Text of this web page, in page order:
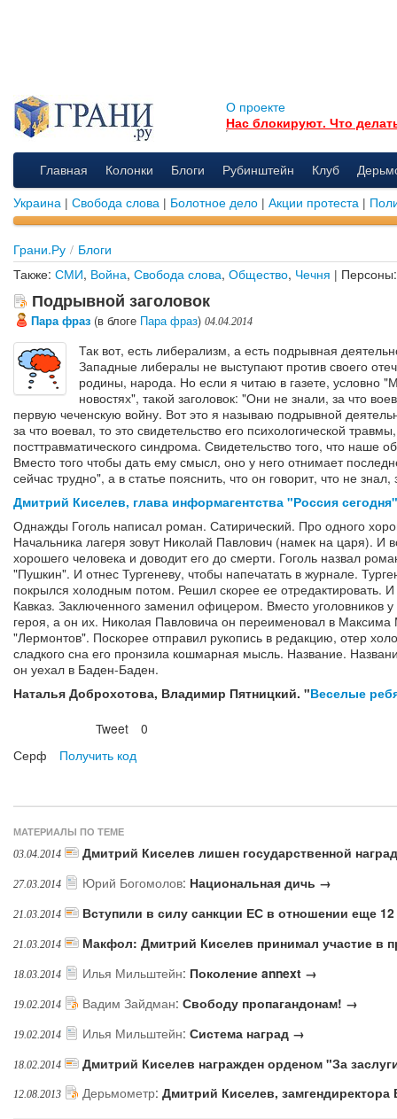
О проекте
Нас блокируют. Что
Главная Колонки Блоги Рубинштейн Клуб
Украина | Свобода слова | Болотное дело | Акции протеста |
Грани.Ру / Блоги
Также: СМИ, Война, Свобода слова, Общество, Чечня |
Подрывной заголовок
Пара фраз (в блоге Пара фраз) 04.04.2014
Так вот, есть либерализм, а есть подрывная
Западные либералы не выступают против своего
родины, народа. Но если я читаю в газете, условно
новостях", такой заголовок: "Они не знали, за что
первую чеченскую войну. Вот это я называю подрывной
за что воевал, то это свидетельство его психологической
посттравматического синдрома. Свидетельство того, что наше
Вместо того чтобы дать ему смысл, оно у него отнимает
сейчас трудно", а в статье пояснить, что он говорит, что не знал,
Дмитрий Киселев, глава информагентства "Россия
Однажды Гоголь написал роман. Сатирический. Про одного
Начальника лагеря зовут Николай Павлович (намек на царя). И
хорошего человека и доводит его до смерти. Гоголь назвал
"Пушкин". И отнес Тургеневу, чтобы напечатать в журнале.
покрылся холодным потом. Решил скорее ее отредактировать.
Кавказ. Заключенного заменил офицером. Вместо уголовников
героя, а он их. Николая Павловича он переименовал в
"Лермонтов". Поскорее отправил рукопись в редакцию, отер
сладкого сна его пронзила кошмарная мысль. Название.
он уехал в Баден-Баден.
Наталья Доброхотова, Владимир Пятницкий. "Веселые
Tweet
0
Серф
Получить код
МАТЕРИАЛЫ ПО ТЕМЕ
03.04.2014 Дмитрий Киселев лишен государственной
27.03.2014 Юрий Богомолов: Национальная дичь →
21.03.2014 Вступили в силу санкции ЕС в отношении еще
21.03.2014 Макфол: Дмитрий Киселев принимал участие в
18.03.2014 Илья Мильштейн: Поколение annext →
19.02.2014 Вадим Зайдман: Свободу пропагандонам! →
19.02.2014 Илья Мильштейн: Система наград →
18.02.2014 Дмитрий Киселев награжден орденом "За
12.08.2013 Дерьмометр: Дмитрий Киселев,